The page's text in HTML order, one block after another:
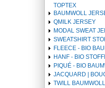
TOPTEX
BAUMWOLL
QMILK JERSEY
MODAL SWEAT
SWEATSHIRT
FLEECE - BIO
HANF - BIO
PIQUÉ - BIO
JACQUARD |
TWILL